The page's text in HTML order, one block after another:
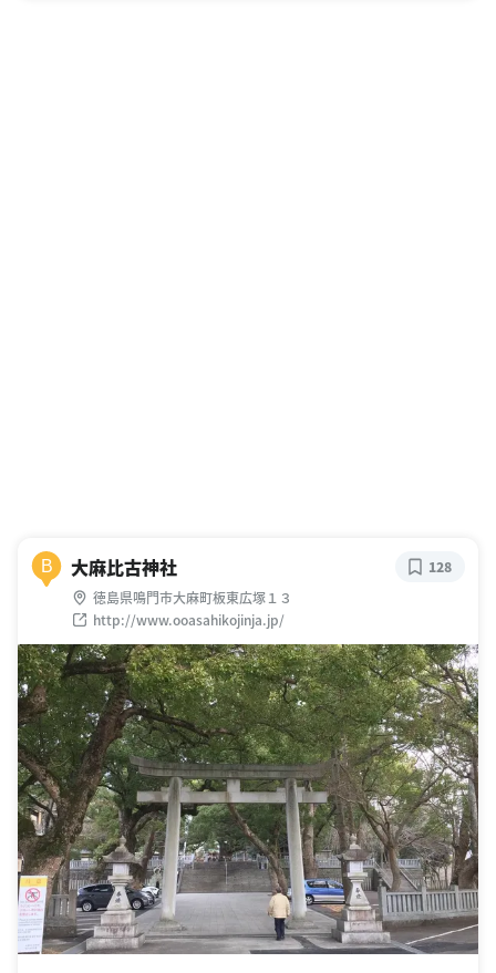
B 大麻比古神社
徳島県鳴門市大麻町板東広塚１３
http://www.ooasahikojinja.jp/
128